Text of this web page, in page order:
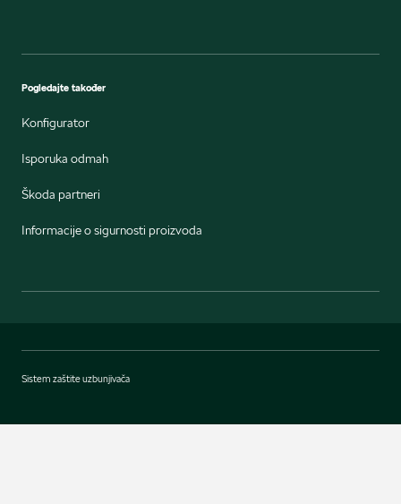
Pogledajte također
Konfigurator
Isporuka odmah
Škoda partneri
Informacije o sigurnosti proizvoda
Sistem zaštite uzbunjivača